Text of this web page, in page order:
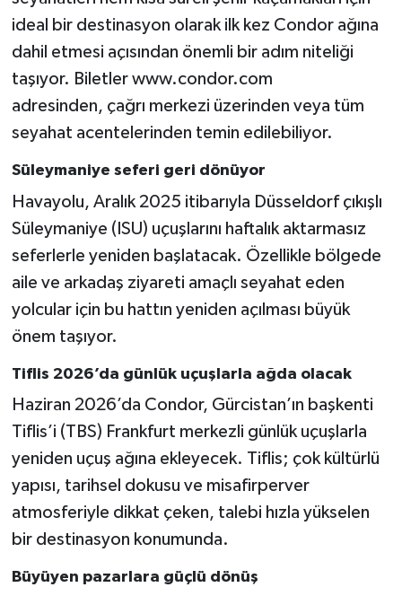
ideal bir destinasyon olarak ilk kez Condor ağına
dahil etmesi açısından önemli bir adım niteliği
taşıyor. Biletler www.condor.com
adresinden, çağrı merkezi üzerinden veya tüm
seyahat acentelerinden temin edilebiliyor.
Süleymaniye seferi geri dönüyor
Havayolu, Aralık 2025 itibarıyla Düsseldorf çıkışlı
Süleymaniye (ISU) uçuşlarını haftalık aktarmasız
seferlerle yeniden başlatacak. Özellikle bölgede
aile ve arkadaş ziyareti amaçlı seyahat eden
yolcular için bu hattın yeniden açılması büyük
önem taşıyor.
Tiflis 2026’da günlük uçuşlarla ağda olacak
Haziran 2026’da Condor, Gürcistan’ın başkenti
Tiflis’i (TBS) Frankfurt merkezli günlük uçuşlarla
yeniden uçuş ağına ekleyecek. Tiflis; çok kültürlü
yapısı, tarihsel dokusu ve misafirperver
atmosferiyle dikkat çeken, talebi hızla yükselen
bir destinasyon konumunda.
Büyüyen pazarlara güçlü dönüş